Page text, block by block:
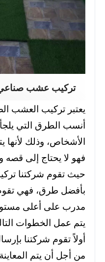
تركيب عشب صناعي
يعتبر تركيب العشب
أنسب الطرق التي يلجأ
الأشخاص، وذلك لأنها
فهو لا يحتاج إلى
حيث تقوم شركتنا
بأفضل طرق، فهي
مدرب على أعلى
يتم عمل الخطوات
أولاً تقوم شركتنا
من أجل أن يتم